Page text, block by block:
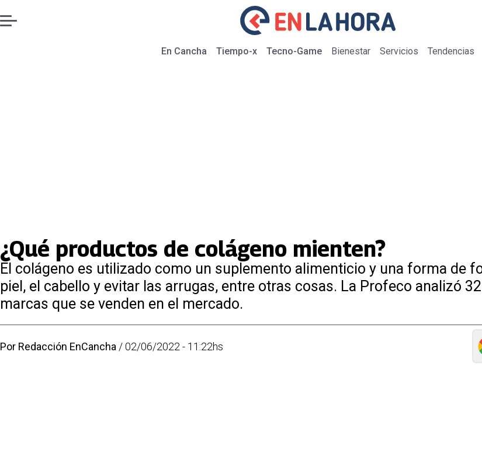
En Cancha Tiempo-x Tecno-Game Bienestar Servicios Tendencias
¿Qué productos de colágeno mienten?
El colágeno es utilizado como un suplemento alimenticio y una forma de
piel, el cabello y evitar las arrugas, entre otras cosas. La Profeco analizó
marcas que se venden en el mercado.
Por Redacción EnCancha /02/06/2022 - 11:22hs